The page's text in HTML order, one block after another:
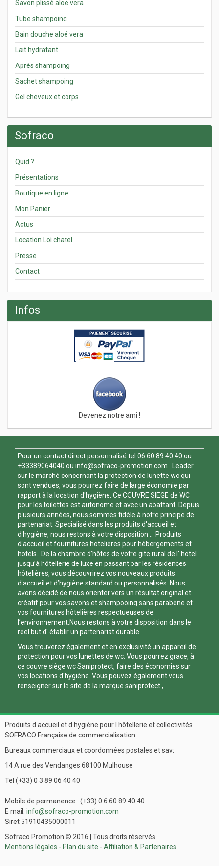
Savon plissé aloe vera
Tube shampoing
Bain douche aloé vera
Lait hydratant
Après shampoing
Sachet shampoing
Gel cheveux et corps
Sofraco
Quid ?
Présentations
Boutique en ligne
Mon Panier
Actus
Location Loi chatel
Presse
Contact
Infos
Devenez notre ami !
Pour un contact direct personnalisé tel 06 60 89 40 40 ou
+33389064040 ou info@sofraco-promotion.com . Leader
sur le marché concernant la protection de lunette wc qui
sont vendues, vous pourrez faire de large économie par
rapport à la location d'hygiène. Ce COUVRE SIEGE de WC
pour les toilettes est autonome et avec un abattant. Depuis
plusieurs années, nous sommes fidèle à notre principe de
partenariat. Spécialisé dans les produits d'accueil et
d'hygiène, nous restons à votre disposition ... Produits
d'accueil et fournitures hotelières pour hébergements et
hotels. De la chambre d’hôtes de votre gite rural de l' hotel
jusqu’à hôtellerie de luxe en passant par les résidences
hôtelières, vous découvrirez vos nouveaux produits
d’accueil et d’hygiène standard ou personnalisés. Nous
avons décidé de nous orienter vers un résultat original et
créatif pour vos savons et shampooing sans parabène et
vos fournitures hôtelières respectueuses de
l’environnement.Nous restons à votre disposition dans le
réel but d' établir un partenariat durable.
Vous trouverez également et en exclusivité un appareil de
protection pour vos lunettes de wc . Vous pourrez grace, à
ce couvre siège wcSaniprotect, faire des économies sur
vos locations d'hygiène. Vous pouvez également vous
renseigner sur le site de la marque saniprotect,
Produits d accueil et d hygiène pour l hôtellerie et collectivités
SOFRACO Française de commercialisation
Bureaux commerciaux et coordonnées postales et sav:
14 A rue des Vendanges 68100 Mulhouse
Tel (+33) 0 3 89 06 40 40
Mobile de permanence : (+33) 0 6 60 89 40 40
E mail: info@sofraco-promotion.com
Siret 51910435000011
Sofraco Promotion © 2016 | Tous droits réservés.
Mentions légales - Plan du site - Affiliation & Partenaires